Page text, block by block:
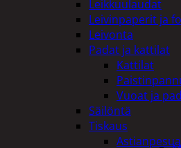
Leikkuulaudat
Leivinpaperit ja
Leivonta
Padat ja kattilat
Kattilat
Vuoat ja
Säilöntä
Tiskaus